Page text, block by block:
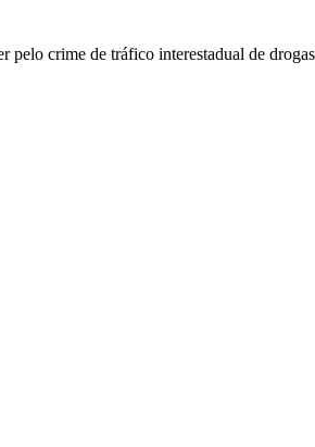
pelo crime de tráfico interestadual de